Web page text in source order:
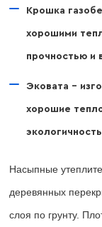
Крошка
хорошими
прочностью и
Эковата –
хорошие
Насыпные
деревянных
слоя по грунту.